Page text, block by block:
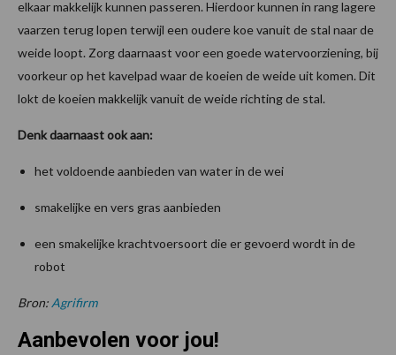
elkaar makkelijk kunnen passeren. Hierdoor kunnen in rang lagere
vaarzen terug lopen terwijl een oudere koe vanuit de stal naar de
weide loopt. Zorg daarnaast voor een goede watervoorziening, bij
voorkeur op het kavelpad waar de koeien de weide uit komen. Dit
lokt de koeien makkelijk vanuit de weide richting de stal.
Denk daarnaast ook aan:
het voldoende aanbieden van water in de wei
smakelijke en vers gras aanbieden
een smakelijke krachtvoersoort die er gevoerd wordt in de
robot
Bron: Agrifirm
Aanbevolen voor jou!